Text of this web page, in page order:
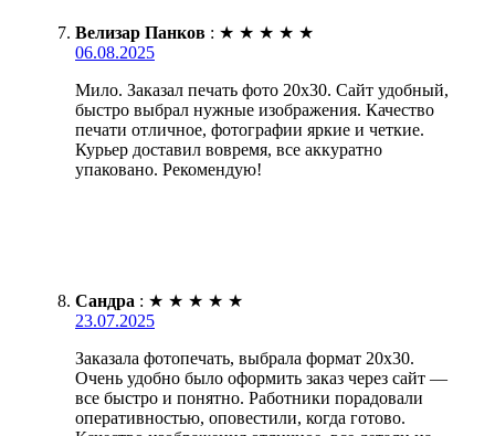
Велизар Панков : ★ ★ ★ ★ ★
06.08.2025
Мило. Заказал печать фото 20х30. Сайт удобный,
быстро выбрал нужные изображения. Качество
печати отличное, фотографии яркие и четкие.
Курьер доставил вовремя, все аккуратно
упаковано. Рекомендую!
Сандра : ★ ★ ★ ★ ★
23.07.2025
Заказала фотопечать, выбрала формат 20х30.
Очень удобно было оформить заказ через сайт —
все быстро и понятно. Работники порадовали
оперативностью, оповестили, когда готово.